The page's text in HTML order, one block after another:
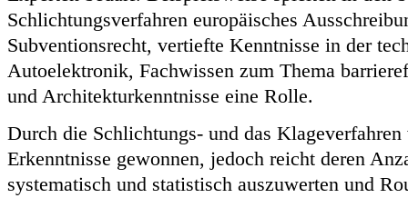
Schlichtungsverfahren europäisches
Subventionsrecht, vertiefte Kenntnisse in der
Autoelektronik, Fachwissen zum Thema
und Architekturkenntnisse eine Rolle.
Durch die Schlichtungs- und das
Erkenntnisse gewonnen, jedoch reicht deren
systematisch und statistisch auszuwerten und